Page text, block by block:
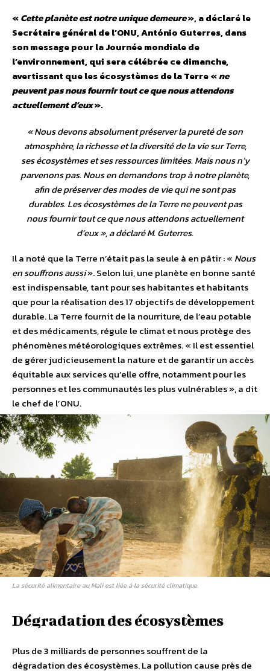
«Cette planète est notre unique demeure», a déclaré le
Secrétaire général de l’ONU, António Guterres, dans
son message pour la Journée mondiale de
l’environnement, qui sera célébrée ce dimanche,
avertissant que les écosystèmes de la Terre «ne
peuvent pas nous fournir tout ce que nous attendons
actuellement d’eux».
«Nous devons absolument préserver la pureté de son
atmosphère, la richesse et la diversité de la vie sur Terre,
ses écosystèmes et ses ressources limitées. Mais nous n’y
parvenons pas. Nous en demandons trop à notre planète,
afin de préserver des modes de vie qui ne sont pas
durables. Les écosystèmes de la Terre ne peuvent pas
nous fournir tout ce que nous attendons actuellement
d’eux», a déclaré M. Guterres.
Il a noté que la Terre n’était pas la seule à en pâtir : « Nous
en souffrons aussi». Selon lui, une planète en bonne santé
est indispensable, tant pour ses habitantes et habitants
que pour la réalisation des 17 objectifs de développement
durable. La Terre fournit de la nourriture, de l’eau potable
et des médicaments, régule le climat et nous protège des
phénomènes météorologiques extrêmes. « Il est essentiel
de gérer judicieusement la nature et de garantir un accès
équitable aux services qu’elle offre, notamment pour les
personnes et les communautés les plus vulnérables », a dit
le chef de l’ONU.
La sécurité alimentaire au Mali est liée à la sécurité climatique.
Dégradation des écosystèmes
Plus de 3 milliards de personnes souffrent de la
dégradation des écosystèmes. La pollution cause près de